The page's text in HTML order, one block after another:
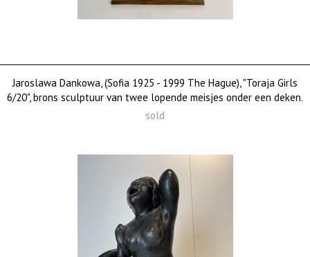
Jaroslawa Dankowa, (Sofia 1925 - 1999 The Hague), "Toraja Girls
6/20", brons sculptuur van twee lopende meisjes onder een deken.
sold